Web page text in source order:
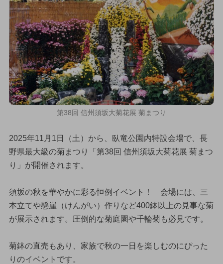
第38回 信州須坂大菊花展 菊まつり
2025年11月1日（土）から、臥竜公園内特設会場で、長
野県最大級の菊まつり「第38回 信州須坂大菊花展 菊まつ
り」が開催されます。
須坂の秋を華やかに彩る恒例イベント！ 会場には、三
本立てや懸崖（けんがい）作りなど400鉢以上の見事な菊
が展示されます。圧倒的な菊庭園や千輪菊も必見です。
菊鉢の直売もあり、家族で秋の一日を楽しむのにぴった
りのイベントです。